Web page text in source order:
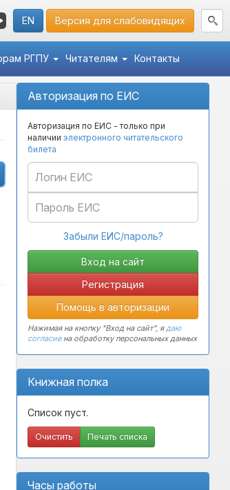
EN Версия для слабовидящих
РГПУ Читателям Контакты
Авторизация по ЕИС
Авторизация по ЕИС - только при
наличии электронного читательского
билета
Забыли ЕИС/пароль?
Регистрация
Помощь в авторизации
Нажимая на кнопку "Вход на сайт", ядаю
согласиена обработку персональных данных
Книжная полка
Список пуст.
Очистить Печать списка
Часы работы